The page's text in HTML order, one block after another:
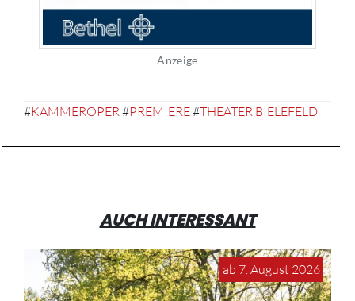
Anzeige
#KAMMEROPER#PREMIERE#THEATER BIELEFELD
AUCH INTERESSANT
ab 7. August 2026